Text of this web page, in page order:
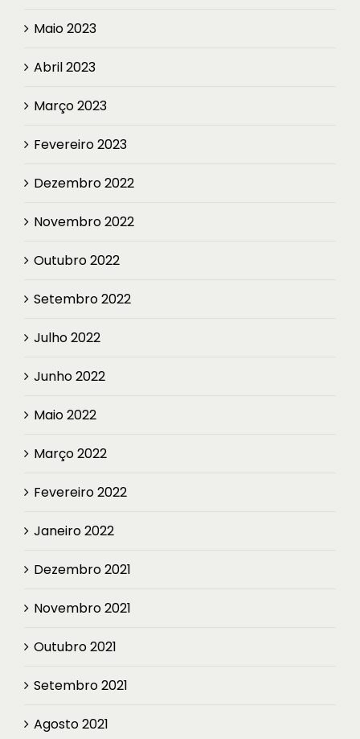
Maio 2023
Abril 2023
Março 2023
Fevereiro 2023
Dezembro 2022
Novembro 2022
Outubro 2022
Setembro 2022
Julho 2022
Junho 2022
Maio 2022
Março 2022
Fevereiro 2022
Janeiro 2022
Dezembro 2021
Novembro 2021
Outubro 2021
Setembro 2021
Agosto 2021